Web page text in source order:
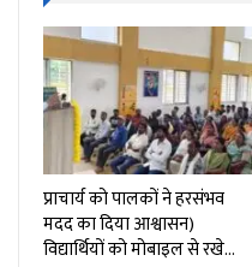
प्राचार्य को पालकों ने हरसंभव
मदद का दिया आश्वासन)
विद्यार्थियों को मोबाइल से रखे…